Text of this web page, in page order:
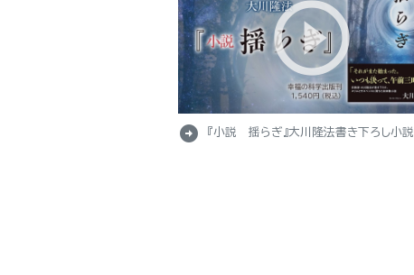
arrow_circle_right 『小説 揺らぎ』大川隆法書き下ろし小説